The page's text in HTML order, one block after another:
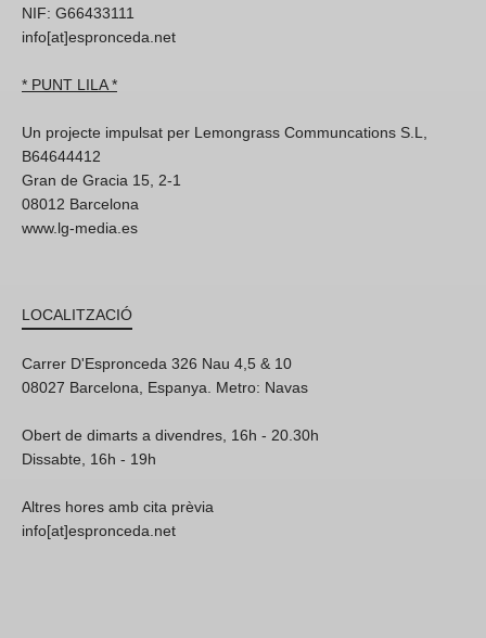
NIF: G66433111
info[at]espronceda.net
* PUNT LILA *
Un projecte impulsat per Lemongrass Communcations S.L,
B64644412
Gran de Gracia 15, 2-1
08012 Barcelona
www.lg-media.es
LOCALITZACIÓ
Carrer D'Espronceda 326 Nau 4,5 & 10
08027 Barcelona, Espanya. Metro: Navas
Obert de dimarts a divendres, 16h - 20.30h
Dissabte, 16h - 19h
Altres hores amb cita prèvia
info[at]espronceda.net